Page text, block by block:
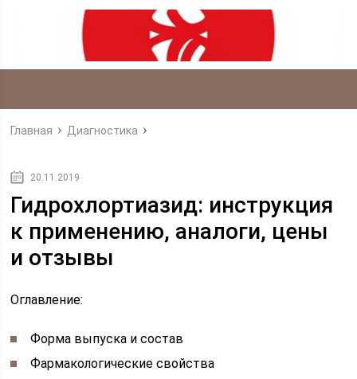
Главная Диагностика
20.11.2019
Гидрохлортиазид: инструкция
к применению, аналоги, цены
и отзывы
Оглавление:
Форма выпуска и состав
Фармакологические свойства